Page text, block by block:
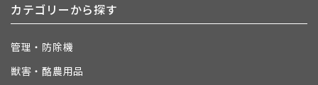
カテゴリーから探す
管理・防除機
獣害・酪農用品